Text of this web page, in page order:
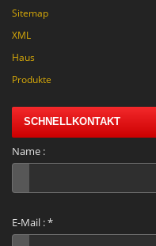
Sitemap
XML
Haus
Produkte
SCHNELLKONTAKT
Name :
E-Mail :*